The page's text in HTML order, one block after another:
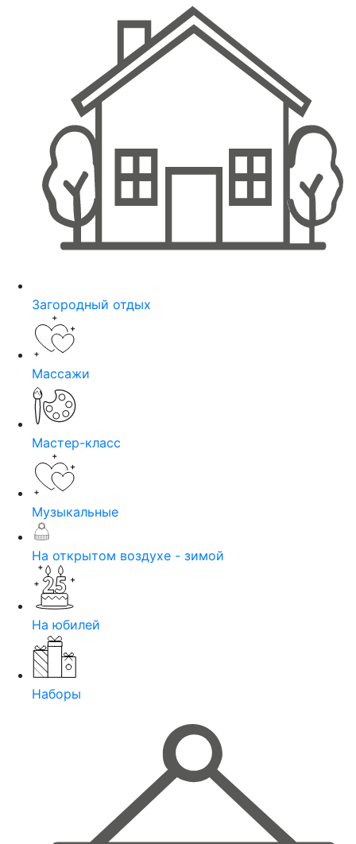
Загородный отдых
Массажи
Мастер-класс
Музыкальные
На открытом воздухе - зимой
На юбилей
Наборы